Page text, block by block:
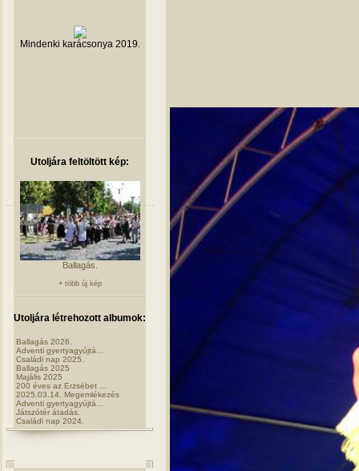
Mindenki karácsonya 2019.
Utoljára feltöltött kép:
Ballagás.
+ több új kép
Utoljára létrehozott albumok:
Ballagás 2026.
Adventi gyertyagyújtá...
Családi nap 2025.
Ballagás 2025
Majális 2025
200 éves az Erzsébet ...
2025.03.14. Megemlékezés
Adventi gyertyagyújtá...
Játszótér átadás.
Családi nap 2024.